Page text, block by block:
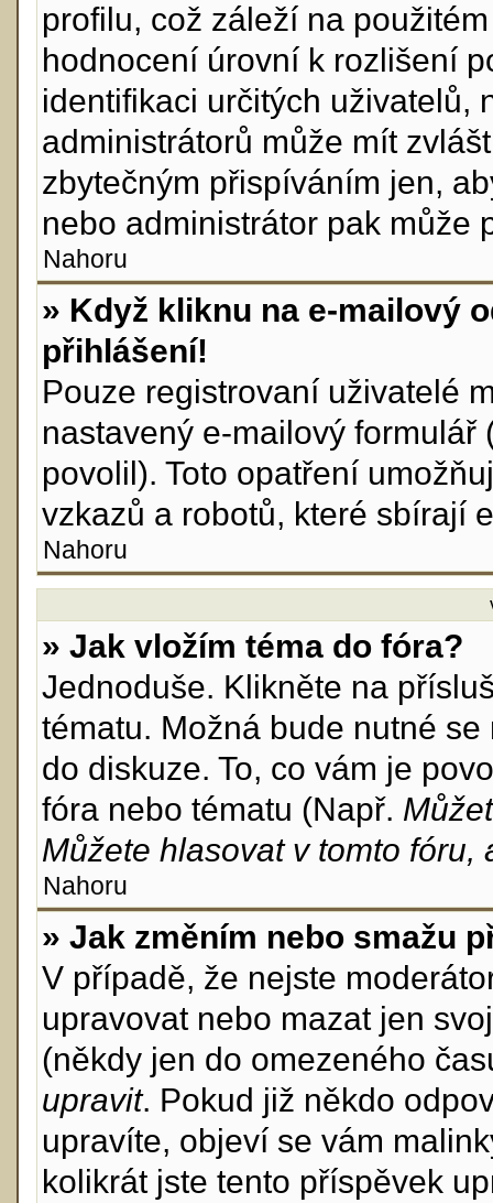
profilu, což záleží na
hodnocení úrovní k rozlišení
identifikaci určitých uživatelů,
administrátorů může mít
zbytečným přispíváním jen,
nebo administrátor pak může
Nahoru
» Když kliknu na e-mailový
přihlášení!
Pouze registrovaní uživatelé
nastavený e-mailový
povolil). Toto opatření
vzkazů a robotů, které sbírají
Nahoru
» Jak vložím téma do fóra?
Jednoduše. Klikněte na
tématu. Možná bude nutné
do diskuze. To, co vám je
fóra nebo tématu (Např.
Můžete hlasovat v tomto fóru,
Nahoru
» Jak změním nebo smažu
V případě, že nejste
upravovat nebo mazat jen
(někdy jen do omezeného
upravit. Pokud již někdo
upravíte, objeví se vám
kolikrát jste tento příspěvek